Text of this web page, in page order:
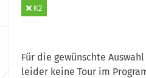
K2
Für die gewünschte
leider keine Tour im